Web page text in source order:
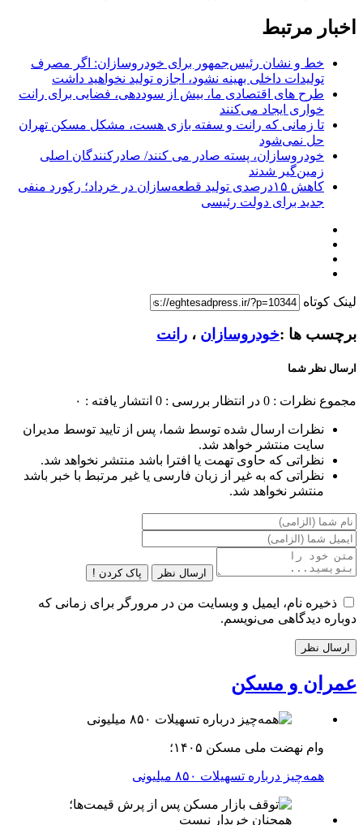
اخبار مرتبط
خط و نشان رئیس‌جمهور برای خودروسازان: اگر مصرف
تولیدات داخلی بهینه نشود، اجازه تولید نخواهید داشت
طرح های اقتصادی ما، بیش از سوددهی، فضایی برای رانت
خواری ایجاد می‌کنند
تا زمانی که رانت و سفته بازی هست، مشکل مسکن تهران
حل نمی‌شود
خودروسازان، پسته صادر می کنند/ صادرکنندگان اصلی
زمین‌گیر شدند
کاهش ۱۵درصدی تولید قطعه‌سازان در خرداد؛ رکورد منفی
جدید برای دولت رئیسی
لینک کوتاه
برچسب ها :خودروسازان ، رانت
ارسال نظر شما
مجموع نظرات : 0 در انتظار بررسی : 0 انتشار یافته : ۰
نظرات ارسال شده توسط شما، پس از تایید توسط مدیران
سایت منتشر خواهد شد.
نظراتی که حاوی تهمت یا افترا باشد منتشر نخواهد شد.
نظراتی که به غیر از زبان فارسی یا غیر مرتبط با خبر باشد
منتشر نخواهد شد.
ارسال نظر پاک کردن !
ذخیره نام، ایمیل و وبسایت من در مرورگر برای زمانی که
دوباره دیدگاهی می‌نویسم.
عمران و مسکن
وام نهضت ملی مسکن ۱۴۰۵؛
همه‌چیز درباره تسهیلات ۸۵۰ میلیونی